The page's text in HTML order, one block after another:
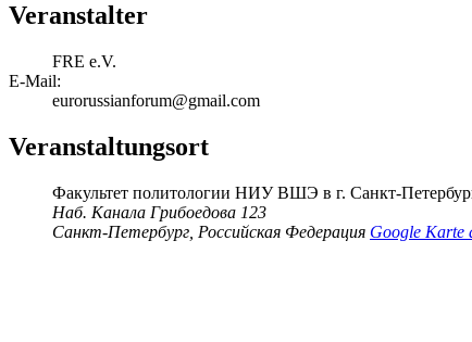
Veranstalter
FRE e.V.
E-Mail:
eurorussianforum@gmail.com
Veranstaltungsort
Факультет политологии НИУ ВШЭ в г. Санкт-
Наб. Канала Грибоедова 123
Санкт-Петербург Российская Федерация Google Karte